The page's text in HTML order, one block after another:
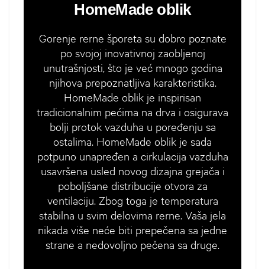
HomeMade oblik
Gorenje rerne šporeta su dobro poznate
po svojoj inovativnoj zaobljenoj
unutrašnjosti, što je već mnogo godina
njihova prepoznatljiva karakteristika.
HomeMade oblik je inspirisan
tradicionalnim pećima na drva i osigurava
bolji protok vazduha u poređenju sa
ostalima. HomeMade oblik je sada
potpuno unapređen a cirkulacija vazduha
usavršena usled novog dizajna grejača i
poboljšane distribucije otvora za
ventilaciju. Zbog toga je temperatura
stabilna u svim delovima rerne. Vaša jela
nikada više neće biti prepečena sa jedne
strane a nedovoljno pečena sa druge.